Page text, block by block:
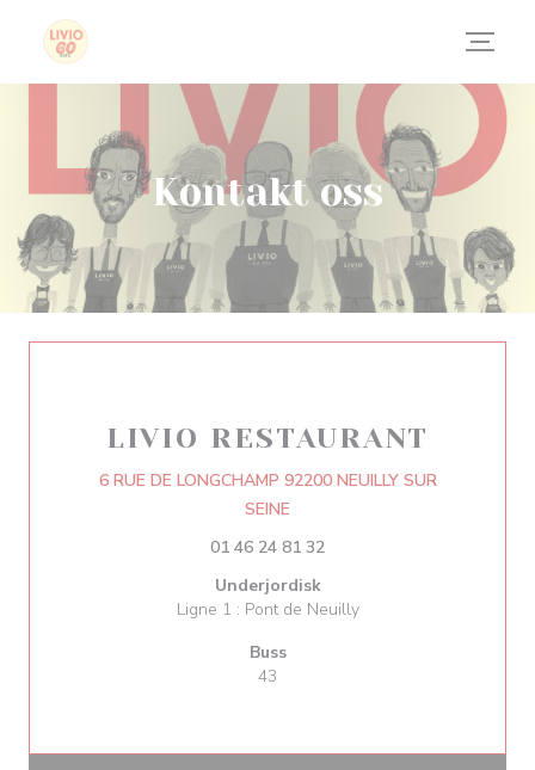
Panel for informasjonskapsler
Kontakt oss
LIVIO RESTAURANT
6 RUE DE LONGCHAMP 92200 NEUILLY SUR
SEINE
01 46 24 81 32
Underjordisk
Ligne 1 : Pont de Neuilly
Buss
43